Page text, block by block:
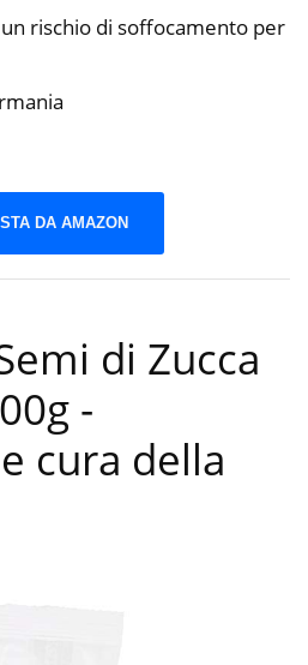
rischio di soffocamento per
DA AMAZON
di Zucca
-
cura della